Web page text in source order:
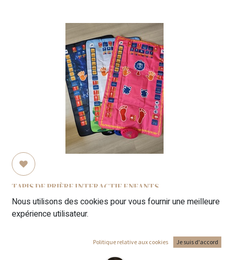
TAPIS DE PRIÈRE INTERACTIF ENFANTS
45,00€
Nous utilisons des cookies pour vous fournir une meilleure
expérience utilisateur.
Politique relative aux cookies Je suis d'accord